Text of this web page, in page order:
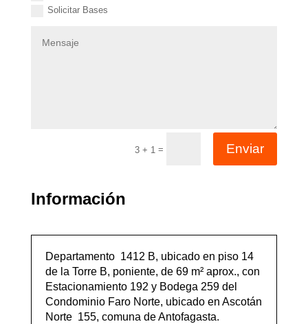
Solicitar Bases
3 + 1 = Enviar
Información
Departamento 1412 B, ubicado en piso 14
de la Torre B, poniente, de 69 m² aprox., con
Estacionamiento 192 y Bodega 259 del
Condominio Faro Norte, ubicado en Ascotán
Norte 155, comuna de Antofagasta.